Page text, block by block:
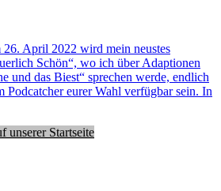
April 2022 wird mein neustes
Schön“, wo ich über Adaptionen
und das Biest“ sprechen werde, endlich
Podcatcher eurer Wahl verfügbar sein. In
unserer Startseite